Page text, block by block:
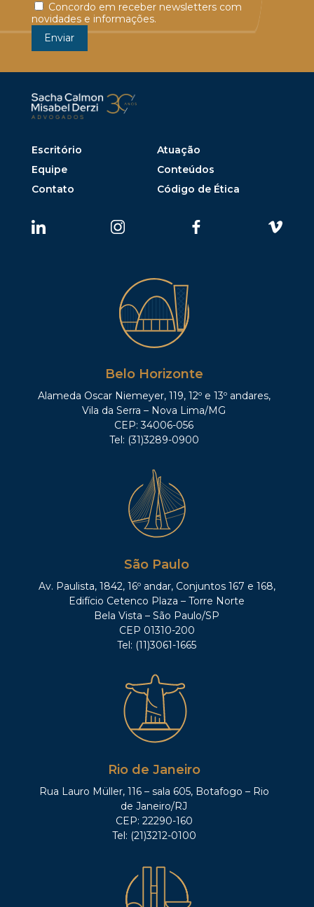
Concordo em receber newsletters com
novidades e informações.
Escritório
Atuação
Equipe
Conteúdos
Contato
Código de Ética
Belo Horizonte
Alameda Oscar Niemeyer, 119, 12º e 13º andares,
Vila da Serra – Nova Lima/MG
CEP: 34006-056
Tel: (31)3289-0900
São Paulo
Av. Paulista, 1842, 16º andar, Conjuntos 167 e 168,
Edifício Cetenco Plaza – Torre Norte
Bela Vista – São Paulo/SP
CEP 01310-200
Tel: (11)3061-1665
Rio de Janeiro
Rua Lauro Müller, 116 – sala 605, Botafogo – Rio
de Janeiro/RJ
CEP: 22290-160
Tel: (21)3212-0100